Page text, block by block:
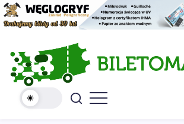
content
Serwis
Biletomania
Kolekcja
biletów
komunikacji